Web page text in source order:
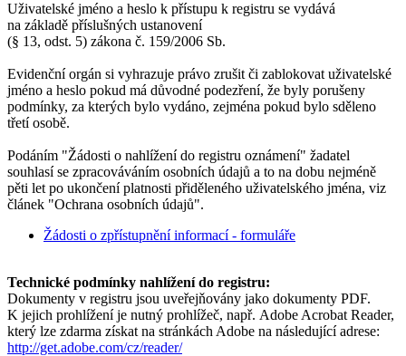
Uživatelské jméno a heslo k přístupu k registru se vydává
na základě příslušných ustanovení
(§ 13, odst. 5) zákona č. 159/2006 Sb.
Evidenční orgán si vyhrazuje právo zrušit či zablokovat uživatelské
jméno a heslo pokud má důvodné podezření, že byly porušeny
podmínky, za kterých bylo vydáno, zejména pokud bylo sděleno
třetí osobě.
Podáním "Žádosti o nahlížení do registru oznámení" žadatel
souhlasí se zpracováváním osobních údajů a to na dobu nejméně
pěti let po ukončení platnosti přiděleného uživatelského jména, viz
článek "Ochrana osobních údajů".
Žádosti o zpřístupnění informací - formuláře
Technické podmínky nahlížení do registru:
Dokumenty v registru jsou uveřejňovány jako dokumenty PDF.
K jejich prohlížení je nutný prohlížeč, např. Adobe Acrobat Reader,
který lze zdarma získat na stránkách Adobe na následující adrese:
http://get.adobe.com/cz/reader/